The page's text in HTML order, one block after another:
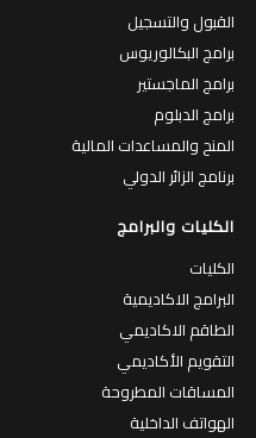
القبول والتسجيل
برامج البكالوريوس
برامج الماجستير
برامج الدبلوم
المنح والمساعدات المالية
برنامج الزائر الدولي
الكليات والبرامج
الكليات
البرامج الاكاديمية
الطاقم الاكاديمي
التقويم الأكاديمي
المساقات المطروحة
الهواتف الداخلية